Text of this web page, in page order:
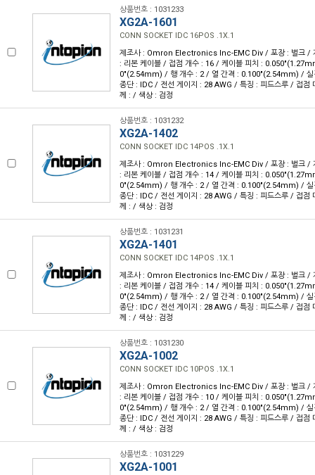
상품번호 : 1031233
XG2A-1601
CONN SOCKET IDC 16POS .1X.1
제조사 : Omron Electronics Inc-EMC Div / 포장 : 벌크 /
: 리본 케이블 / 접점 개수 : 16 / 케이블 피치 :
0"(2.54mm) / 행 개수 : 2 / 열 간격 : 0.100"(2.54mm) / 실
종단 : IDC / 전선 게이지 : 28 AWG / 특징 : 피드스루 / 접점
께 : / 색상 : 검정
상품번호 : 1031232
XG2A-1402
CONN SOCKET IDC 14POS .1X.1
제조사 : Omron Electronics Inc-EMC Div / 포장 : 벌크 /
: 리본 케이블 / 접점 개수 : 14 / 케이블 피치 :
0"(2.54mm) / 행 개수 : 2 / 열 간격 : 0.100"(2.54mm) / 실
종단 : IDC / 전선 게이지 : 28 AWG / 특징 : 피드스루 / 접점
께 : / 색상 : 검정
상품번호 : 1031231
XG2A-1401
CONN SOCKET IDC 14POS .1X.1
제조사 : Omron Electronics Inc-EMC Div / 포장 : 벌크 /
: 리본 케이블 / 접점 개수 : 14 / 케이블 피치 :
0"(2.54mm) / 행 개수 : 2 / 열 간격 : 0.100"(2.54mm) / 실
종단 : IDC / 전선 게이지 : 28 AWG / 특징 : 피드스루 / 접점
께 : / 색상 : 검정
상품번호 : 1031230
XG2A-1002
CONN SOCKET IDC 10POS .1X.1
제조사 : Omron Electronics Inc-EMC Div / 포장 : 벌크 /
: 리본 케이블 / 접점 개수 : 10 / 케이블 피치 :
0"(2.54mm) / 행 개수 : 2 / 열 간격 : 0.100"(2.54mm) / 실
종단 : IDC / 전선 게이지 : 28 AWG / 특징 : 피드스루 / 접점
께 : / 색상 : 검정
상품번호 : 1031229
XG2A-1001